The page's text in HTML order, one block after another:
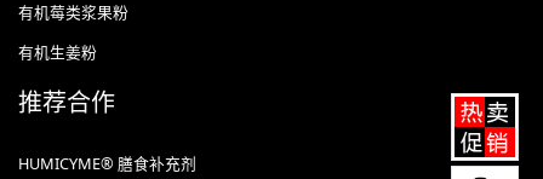
有机莓类浆果粉
有机生姜粉
推荐合作
HUMICYME® 膳食补充剂